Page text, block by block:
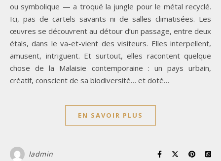
ou symbolique — a troqué la jungle pour le métal recyclé.
Ici, pas de cartels savants ni de salles climatisées. Les
œuvres se découvrent au détour d’un passage, entre deux
étals, dans le va-et-vient des visiteurs. Elles interpellent,
amusent, intriguent. Et surtout, elles racontent quelque
chose de la Malaisie contemporaine : un pays urbain,
créatif, conscient de sa biodiversité… et doté…
EN SAVOIR PLUS
ladmin